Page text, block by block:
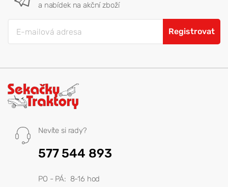
a nabídek na akční zboží
Registrovat
Nevíte si rady?
577 544 893
PO - PÁ: 8-16 hod